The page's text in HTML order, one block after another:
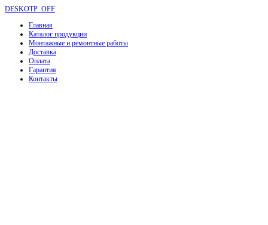
DESKOTP_OFF
Главная
Каталог продукции
Монтажные и ремонтные работы
Доставка
Оплата
Гарантия
Контакты